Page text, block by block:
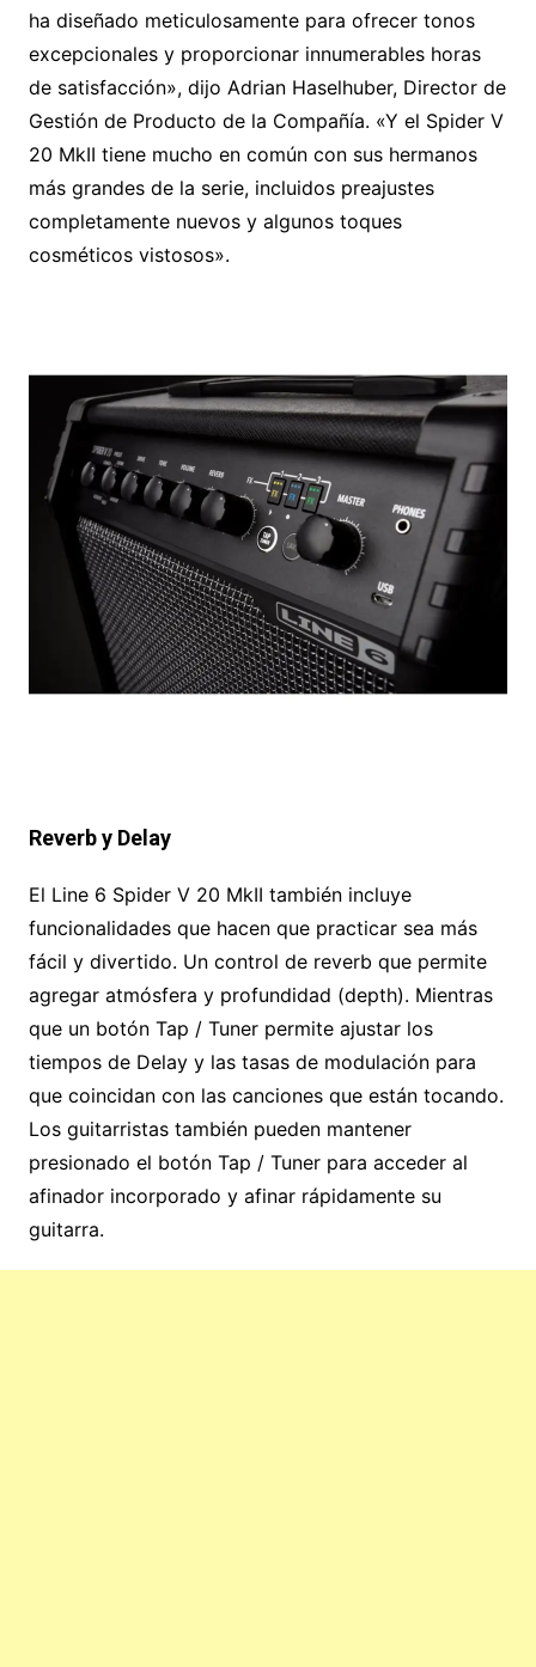
ha diseñado meticulosamente para ofrecer tonos
excepcionales y proporcionar innumerables horas
de satisfacción», dijo Adrian Haselhuber, Director de
Gestión de Producto de la Compañía. «Y el Spider V
20 MkII tiene mucho en común con sus hermanos
más grandes de la serie, incluidos preajustes
completamente nuevos y algunos toques
cosméticos vistosos».
Reverb y Delay
El Line 6 Spider V 20 MkII también incluye
funcionalidades que hacen que practicar sea más
fácil y divertido. Un control de reverb que permite
agregar atmósfera y profundidad (depth). Mientras
que un botón Tap / Tuner permite ajustar los
tiempos de Delay y las tasas de modulación para
que coincidan con las canciones que están tocando.
Los guitarristas también pueden mantener
presionado el botón Tap / Tuner para acceder al
afinador incorporado y afinar rápidamente su
guitarra.